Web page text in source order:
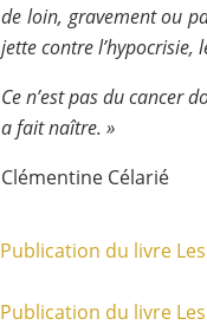
de loin, gravement ou
jette contre lʼhypocrisie,
Ce n’est pas du cancer
a fait naître. »
Clémentine Célarié